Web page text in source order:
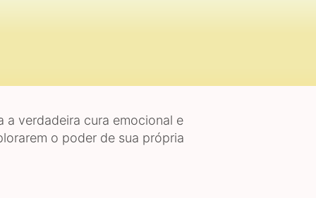
a verdadeira cura emocional e
o poder de sua própria